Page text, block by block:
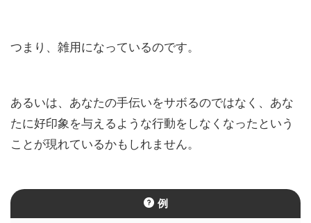
つまり、雑用になっているのです。
あるいは、あなたの手伝いをサボるのではなく、あな
たに好印象を与えるような行動をしなくなったという
ことが現れているかもしれません。
例